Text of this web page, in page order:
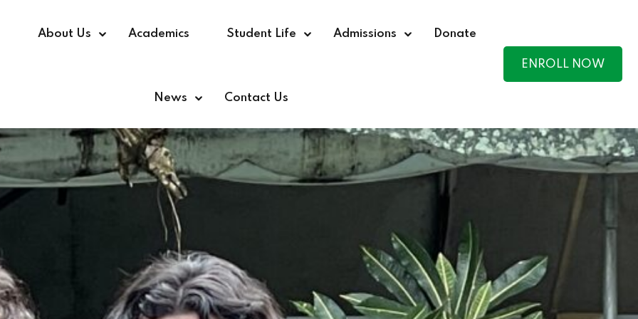
About Us Academics Student Life Admissions Donate
News Contact Us
ENROLL NOW